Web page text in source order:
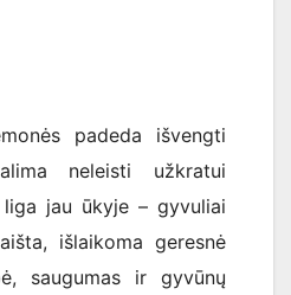
padeda išvengti
neleisti užkratui
jau ūkyje – gyvuliai
išlaikoma geresnė
saugumas ir gyvūnų